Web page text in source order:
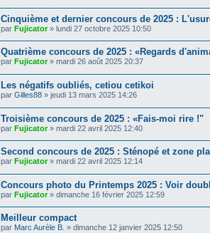
Cinquième et dernier concours de 2025 :
par Fujicator» lundi 27 octobre 2025 10:50
Quatrième concours de 2025 : «Regards
par Fujicator» mardi 26 août 2025 20:37
Les négatifs oubliés, cetiou cetikoi
par Gilles88 » jeudi 13 mars 2025 14:26
Troisième concours de 2025 : «Fais-moi rire !"
par Fujicator» mardi 22 avril 2025 12:40
Second concours de 2025 : Sténopé et zone
par Fujicator» mardi 22 avril 2025 12:14
Concours photo du Printemps 2025 : Voir
par Fujicator» dimanche 16 février 2025 12:59
Meilleur compact
par Marc Aurèle B. » dimanche 12 janvier 2025 12:50